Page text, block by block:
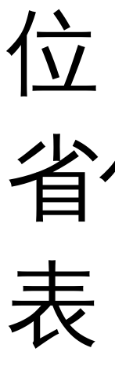
位
表